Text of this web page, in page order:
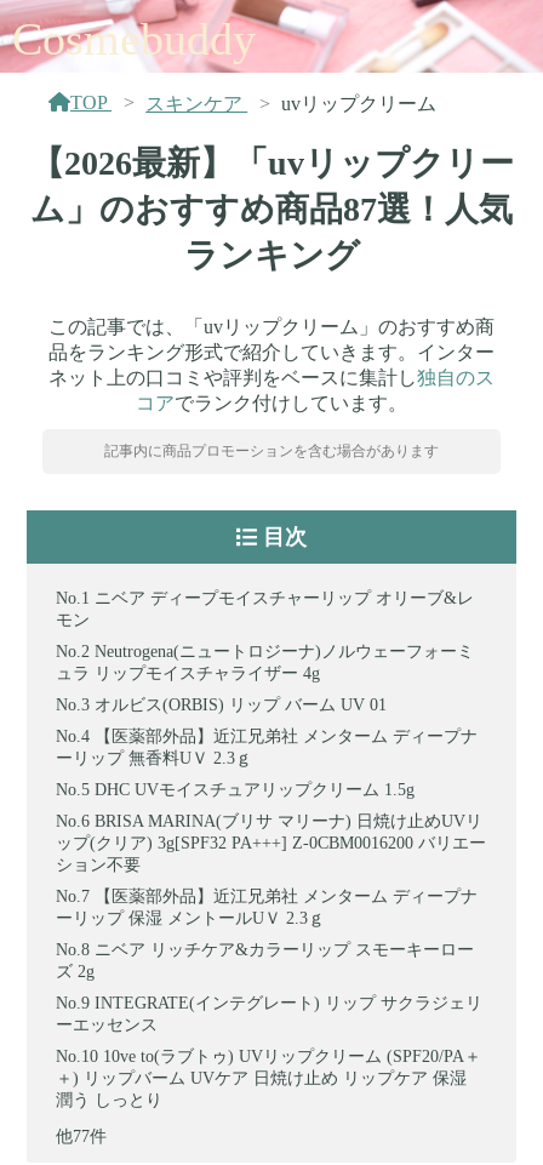
Cosmebuddy
TOP スキンケア uvリップクリーム
【2026最新】「uvリップクリー
ム」のおすすめ商品87選！人気
ランキング
この記事では、「uvリップクリーム」のおすすめ商
品をランキング形式で紹介していきます。インター
ネット上の口コミや評判をベースに集計し独自のス
コアでランク付けしています。
記事内に商品プロモーションを含む場合があります
目次
ニベア ディープモイスチャーリップ オリーブ&レ
モン
Neutrogena(ニュートロジーナ)ノルウェーフォーミ
ュラ リップモイスチャライザー 4g
オルビス(ORBIS) リップ バーム UV 01
【医薬部外品】近江兄弟社 メンターム ディープナ
ーリップ 無香料UＶ 2.3ｇ
DHC UVモイスチュアリップクリーム 1.5g
BRISA MARINA(ブリサ マリーナ) 日焼け止めUVリ
ップ(クリア) 3g[SPF32 PA+++] Z-0CBM0016200 バリエー
ション不要
【医薬部外品】近江兄弟社 メンターム ディープナ
ーリップ 保湿 メントールUＶ 2.3ｇ
ニベア リッチケア&カラーリップ スモーキーロー
ズ 2g
INTEGRATE(インテグレート) リップ サクラジェリ
ーエッセンス
10ve to(ラブトゥ) UVリップクリーム (SPF20/PA＋
＋) リップバーム UVケア 日焼け止め リップケア 保湿
潤う しっとり
他77件